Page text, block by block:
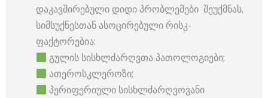
დაკავშირებული დიდი პრობლემები შეუქმნას.
სიმსუქნესთან ასოცირებული რისკ-
ფაქტორებია:
გულის სისხლძარღვთა პათოლოგიები;
ათეროსკლეროზი;
პერიფერიული სისხლძარღვოვანი